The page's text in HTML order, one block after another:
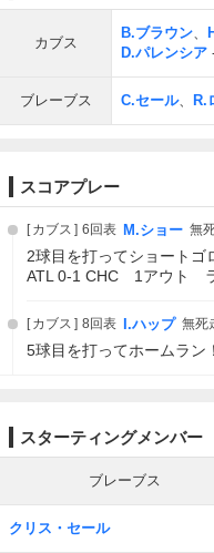
カブス
B.ブラウン、
D.パレンシア
ブレーブス C.セール、 R.
スコアプレー
カブス 6回表 M.ショー 無
2球目を打ってショート
ATL 0-1 CHC 1アウト
カブス 8回表 I.ハップ 無死
5球目を打ってホームラ
スターティングメンバー
ブレーブス
クリス・セール